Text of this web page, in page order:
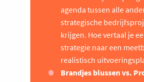
agenda tussen alle
strategische
krijgen. Hoe vertaal je
strategie naar een
realistisch
Brandjes blussen vs.